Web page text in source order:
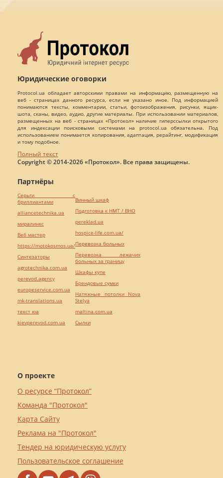
Юридические оговорки
Protocol.ua обладает авторскими правами на информацию, размещенную на
веб - страницах данного ресурса, если не указано иное. Под информацией
понимаются тексты, комментарии, статьи, фотоизображения, рисунки, ящик-
шота, сканы, видео, аудио, другие материалы. При использовании материалов,
размещенных на веб - страницах «Протокол» наличие гиперссылки открытого
для индексации поисковыми системами на protocol.ua обязательна. Под
использованием понимается копирования, адаптация, рерайтинг, модификация
и тому подобное.
Полный текст
Copyright © 2014-2026 «Протокол». Все права защищены.
О проекте
О ресурсе “Протокол”
Команда "Протокол"
Карта Сайту
Реклама на "Протокол"
Тендер на юридическую услугу
Пользовательское соглашение
Партнёры
Серьги с
бриллиантами
alliancetechnika.ua
миралинкс
Веб мастер
https://motokosmos.ua/
Синтезаторы
agrotechnika.com.ua
perevod.agency
europeservice.com.ua
mk-translations.ua
текст юа
kievperevod.com.ua
Винный шкаф
Подготовка к НМТ / ВНО
pereklad.ua
hospice-life.com.ua/
Перевозка больных
Перевозка лежачих
больных за границу
Шкафы купе
Брендовые сумки
Натяжные потолки Nova
Stelya
maltina.com.ua
Cылки